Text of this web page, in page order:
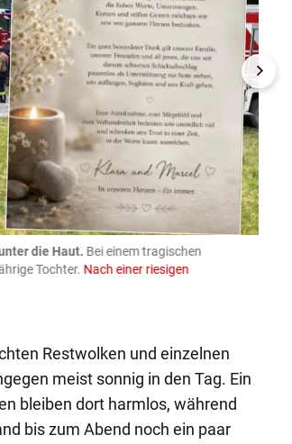
die Haut. Bei einem tragischen
Tochter. Nach einer riesigen
Restwolken und einzelnen
meist sonnig in den Tag. Ein
bleiben dort harmlos, während
bis zum Abend noch ein paar